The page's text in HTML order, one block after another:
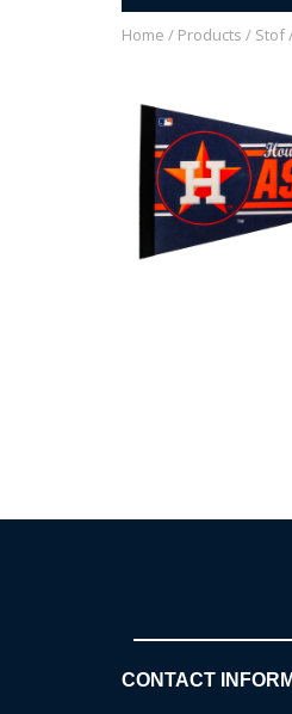
Home / Products / Stof
CONTACT